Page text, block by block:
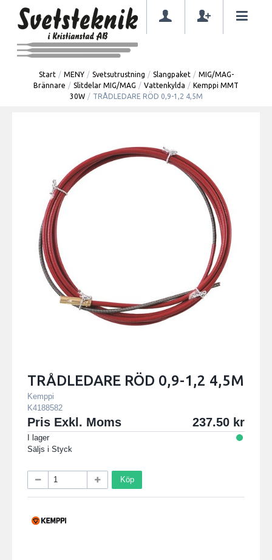
Start / MENY / Svetsutrustning / Slangpaket / MIG/MAG-
Brännare / Slitdelar MIG/MAG / Vattenkylda / Kemppi MMT
30W / TRÅDLEDARE RÖD 0,9-1,2 4,5M
TRÅDLEDARE RÖD 0,9-1,2 4,5M
Kemppi
K4188582
Pris Exkl. Moms 237.50
I lager
Säljs i Styck
Köp